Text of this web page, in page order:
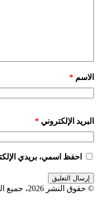
الاسم *
البريد الإلكتروني *
احفظ اسمي، بريدي
© حقوق النشر 2026، جميع الحقوق محفوظة